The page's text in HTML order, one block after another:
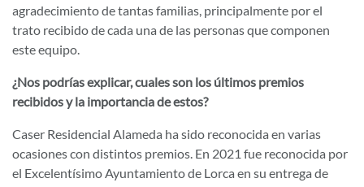
agradecimiento de tantas familias, principalmente por el
trato recibido de cada una de las personas que componen
este equipo.
¿Nos podrías explicar, cuales son los últimos premios
recibidos y la importancia de estos?
Caser Residencial Alameda ha sido reconocida en varias
ocasiones con distintos premios. En 2021 fue reconocida por
el Excelentísimo Ayuntamiento de Lorca en su entrega de